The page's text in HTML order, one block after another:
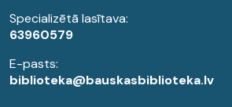
Specializētā lasītava:
63960579
E-pasts:
biblioteka@bauskasbiblioteka.lv